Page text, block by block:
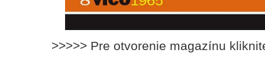
>>>>> Pre otvorenie magazínu